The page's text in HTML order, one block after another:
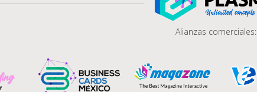
Alianzas comerciales: